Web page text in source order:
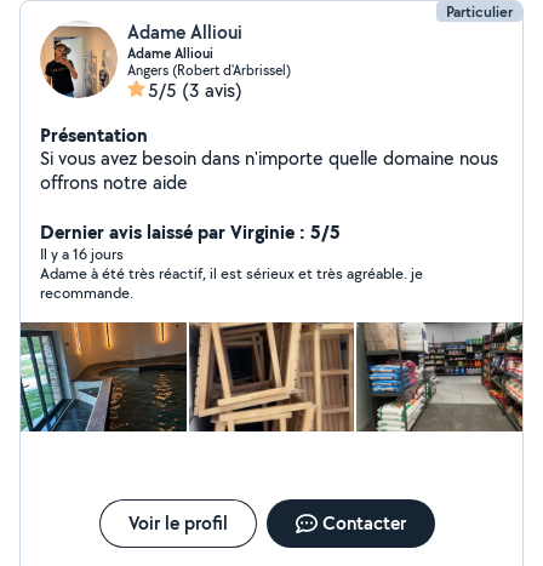
Particulier
Adame Allioui
Adame Allioui
Angers (Robert d'Arbrissel)
5/5 (3 avis)
Présentation
Si vous avez besoin dans n'importe quelle domaine nous
offrons notre aide
Dernier avis laissé par Virginie : 5/5
Il y a 16 jours
Adame à été très réactif, il est sérieux et très agréable. je
recommande.
Voir le profil Contacter